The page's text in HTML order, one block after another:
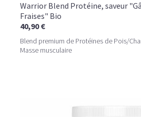
Warrior Blend Protéine, saveur
Fraises" Bio
40,90 €
Blend premium de Protéines de Pois/
Masse musculaire